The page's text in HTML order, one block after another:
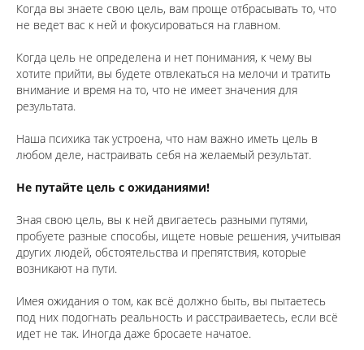
Когда вы знаете свою цель, вам проще отбрасывать то, что
не ведет вас к ней и фокусироваться на главном.
Когда цель не определена и нет понимания, к чему вы
хотите прийти, вы будете отвлекаться на мелочи и тратить
внимание и время на то, что не имеет значения для
результата.
Наша психика так устроена, что нам важно иметь цель в
любом деле, настраивать себя на желаемый результат.
Не путайте цель с ожиданиями!
Зная свою цель, вы к ней двигаетесь разными путями,
пробуете разные способы, ищете новые решения, учитывая
других людей, обстоятельства и препятствия, которые
возникают на пути.
Имея ожидания о том, как всё должно быть, вы пытаетесь
под них подогнать реальность и расстраиваетесь, если всё
идет не так. Иногда даже бросаете начатое.